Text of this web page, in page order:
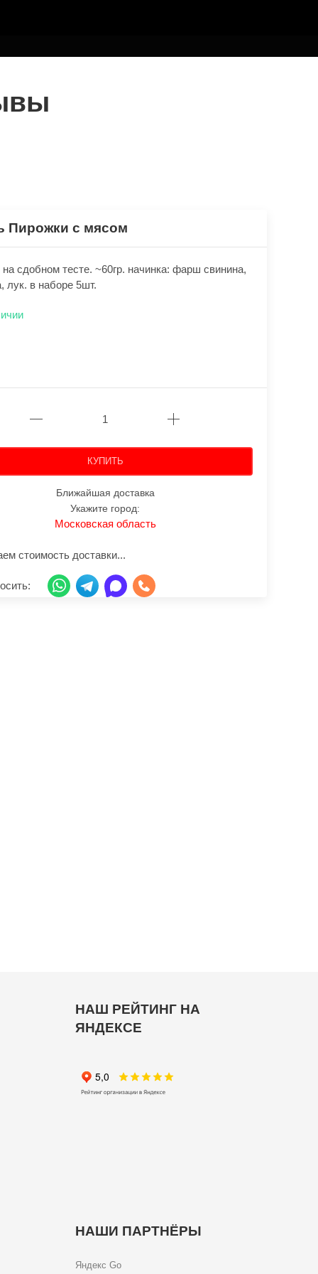
Пирожки с мясом
сдобном тесте. ~60гр. начинка: фарш свинина,
лук. в наборе 5шт.
КУПИТЬ
Ближайшая доставка
Укажите город:
Московская область
стоимость доставки...
НАШ РЕЙТИНГ НА
ЯНДЕКСЕ
НАШИ ПАРТНЁРЫ
Яндекс Go